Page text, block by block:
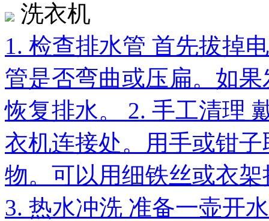
洗衣机
1. 检查排水管 首先拔掉
管是否弯曲或压扁。如
恢复排水。 2. 手工清理
衣机连接处。用手或钳
物。可以用细铁丝或衣
3. 热水冲洗 准备一壶开